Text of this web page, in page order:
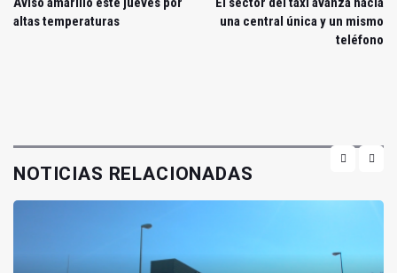
altas temperaturas
una central única y un mismo
teléfono
NOTICIAS RELACIONADAS